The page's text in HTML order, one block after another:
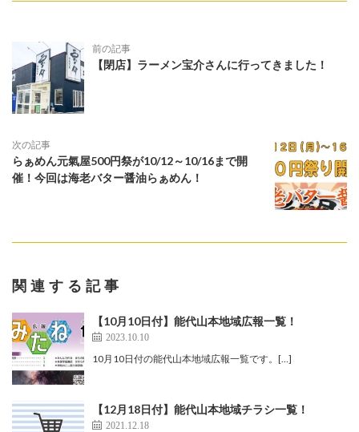
前の記事
【閉店】ラーメン宝介さんに行ってきました！
次の記事
らぁめん元氣屋500円祭が10/12～10/16まで開
催！今回は海老バター醤油らぁめん！
関連する記事
【10月10日付】能代山本地域広報一覧！
2023.10.10
10月10日付の能代山本地域広報一覧です。[…]
【12月18日付】能代山本地域チラシ一覧！
2021.12.18